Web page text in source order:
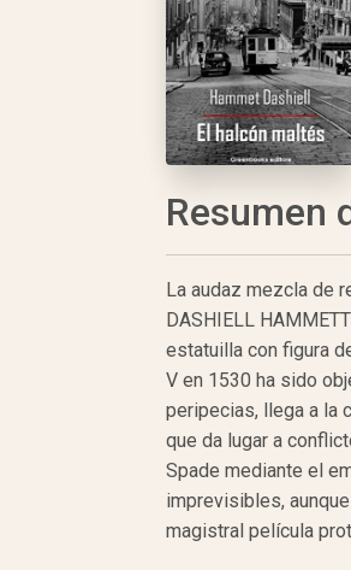
Resumen
La audaz mezcla de
DASHIELL
estatuilla con figura
V en 1530 ha sido
peripecias, llega a la
que da lugar a
Spade mediante el
imprevisibles,
magistral película